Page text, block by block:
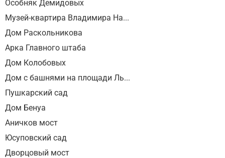
Особняк Демидовых
Музей-квартира Владимира На...
Дом Раскольникова
Арка Главного штаба
Дом Колобовых
Дом с башнями на площади Ль...
Пушкарский сад
Дом Бенуа
Аничков мост
Юсуповский сад
Дворцовый мост